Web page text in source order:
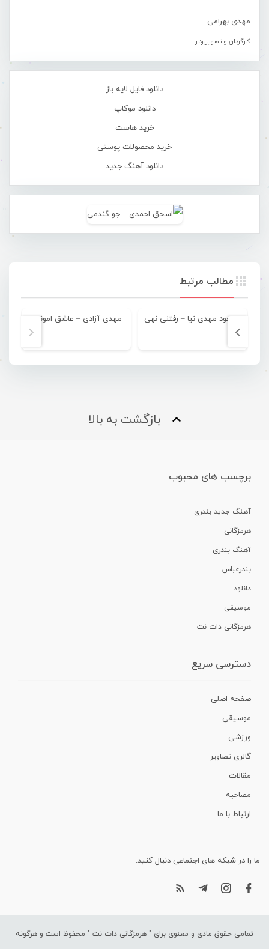
مهدی بهرامی
کارگردان و تصویربردار
دانلود فایل لایه باز
دانلود موکاپ
خرید هاست
خرید محصولات پوستی
دانلود آهنگ جدید
مطالب مرتبط
مسعود مهدی نیا – رفتنی نهی مهدی آزادی – عاشق امونوم
بازگشت به بالا
برچسب های محبوب
آهنگ جدید بندری
هرمزگانی
آهنگ بندری
بندرعباس
دانلود
موسیقی
هرمزگانی دات نت
دسترسی سریع
صفحه اصلی
موسیقی
ورزشی
گالری تصاویر
مقالات
مصاحبه
ارتباط با ما
ما را در شبکه های اجتماعی دنبال کنید.
تمامی حقوق مادی و معنوی برای " هرمزگانی دات نت " محفوظ است و هرگونه